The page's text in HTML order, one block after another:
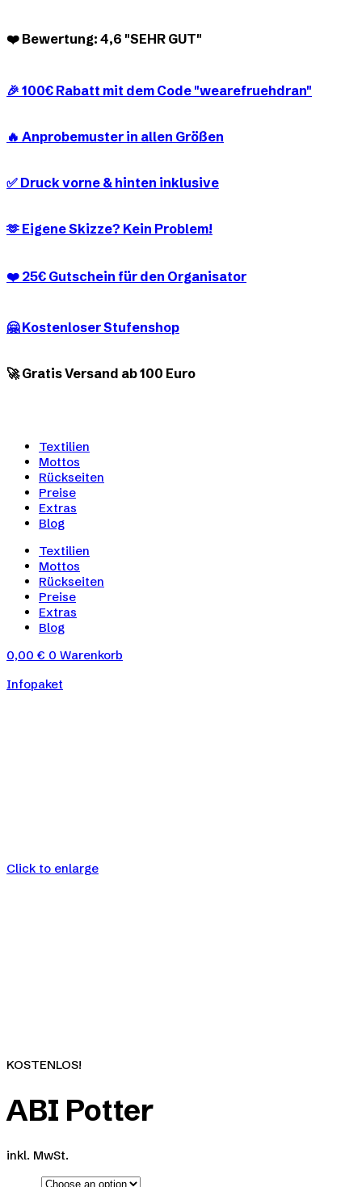
❤️ Bewertung: 4,6 "SEHR GUT"
🎉 100€ Rabatt mit dem Code "wearefruehdran"
🔥 Anprobemuster in allen Größen
✅ Druck vorne & hinten inklusive
🫶 Eigene Skizze? Kein Problem!
❤️ 25€ Gutschein für den Organisator
🤗 Kostenloser Stufenshop
🚀 Gratis Versand ab 100 Euro
Textilien
Mottos
Rückseiten
Preise
Extras
Blog
Textilien
Mottos
Rückseiten
Preise
Extras
Blog
0,00 € 0 Warenkorb
Infopaket
Click to enlarge
KOSTENLOS!
ABI Potter
inkl. MwSt.